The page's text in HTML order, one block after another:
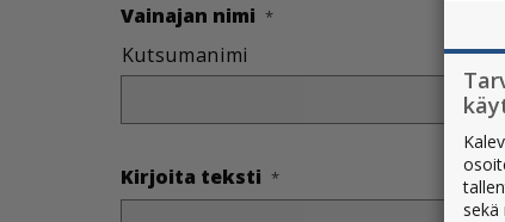
Vainajan nimi *
Kutsumanimi
Kirjoita teksti *